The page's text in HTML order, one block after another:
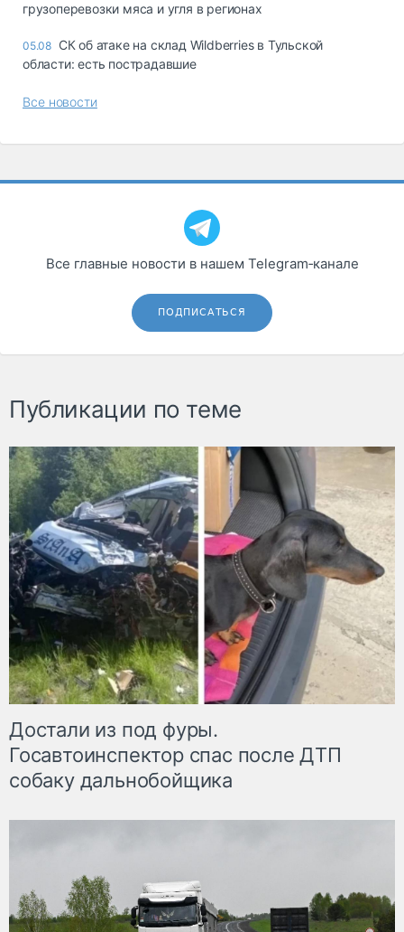
грузоперевозки мяса и угля в регионах
05.08 СК об атаке на склад Wildberries в Тульской
области: есть пострадавшие
Все новости
Все главные новости в нашем Telegram‑канале
ПОДПИСАТЬСЯ
Публикации по теме
Достали из под фуры.
Госавтоинспектор спас после ДТП
собаку дальнобойщика